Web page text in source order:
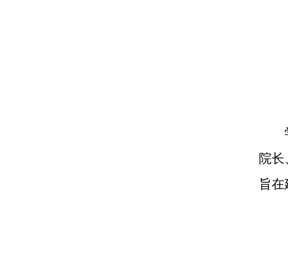
院
旨